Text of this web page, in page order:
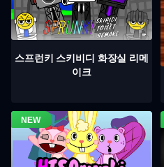
스프런키 스키비디 화장실 리메
이크